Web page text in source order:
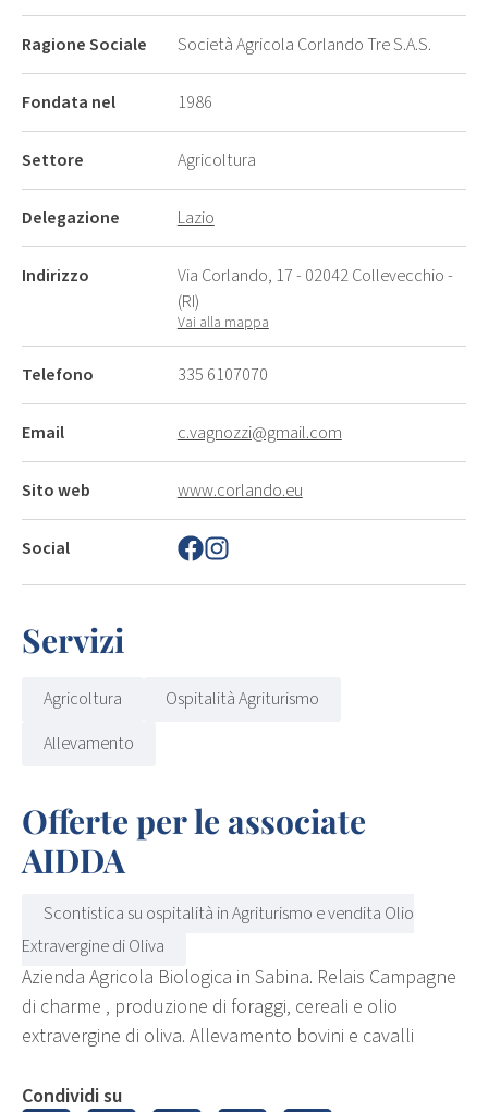
Ragione Sociale Società Agricola Corlando Tre S.A.S.
Fondata nel 1986
Settore Agricoltura
Delegazione Lazio
Indirizzo
Via Corlando, 17 - 02042 Collevecchio -
(RI)
Vai alla mappa
Telefono 335 6107070
Email c.vagnozzi@gmail.com
Sito web www.corlando.eu
Social
Servizi
Agricoltura
Ospitalità Agriturismo
Allevamento
Offerte per le associate
AIDDA
Scontistica su ospitalità in Agriturismo e vendita Olio
Extravergine di Oliva
Azienda Agricola Biologica in Sabina. Relais Campagne
di charme , produzione di foraggi, cereali e olio
extravergine di oliva. Allevamento bovini e cavalli
Condividi su